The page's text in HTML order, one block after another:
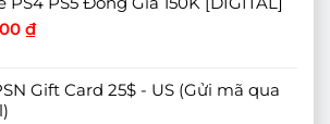
₫
Gift Card 25$ - US (Gửi mã qua